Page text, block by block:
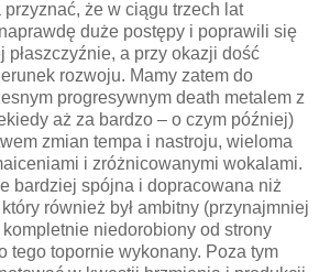
przyznać, że w ciągu trzech lat
duże postępy i poprawili się
płaszczyźnie, a przy okazji dość
rozwoju. Mamy zatem do
progresywnym death metalem z
aż za bardzo – o czym później)
zmian tempa i nastroju, wieloma
i zróżnicowanymi wokalami.
bardziej spójna i dopracowana niż
również był ambitny (przynajmniej
kompletnie niedorobiony od strony
tego topornie wykonany. Poza tym